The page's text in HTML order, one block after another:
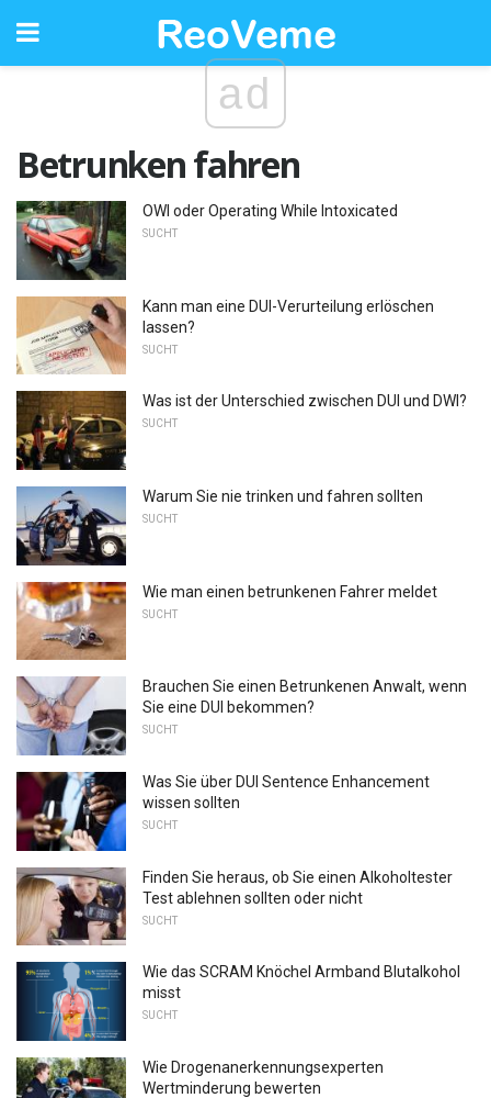
ad
Betrunken fahren
OWI oder Operating While Intoxicated
SUCHT
Kann man eine DUI-Verurteilung erlöschen
lassen?
SUCHT
Was ist der Unterschied zwischen DUI und DWI?
SUCHT
Warum Sie nie trinken und fahren sollten
SUCHT
Wie man einen betrunkenen Fahrer meldet
SUCHT
Brauchen Sie einen Betrunkenen Anwalt, wenn
Sie eine DUI bekommen?
SUCHT
Was Sie über DUI Sentence Enhancement
wissen sollten
SUCHT
Finden Sie heraus, ob Sie einen Alkoholtester
Test ablehnen sollten oder nicht
SUCHT
Wie das SCRAM Knöchel Armband Blutalkohol
misst
SUCHT
Wie Drogenanerkennungsexperten
Wertminderung bewerten